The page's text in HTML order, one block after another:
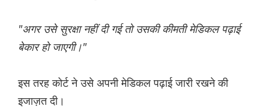
"अगर उसे सुरक्षा नहीं दी गई तो उसकी कीमती मेडिकल पढ़ाई
बेकार हो जाएगी।"
इस तरह कोर्ट ने उसे अपनी मेडिकल पढ़ाई जारी रखने की
इजाज़त दी।